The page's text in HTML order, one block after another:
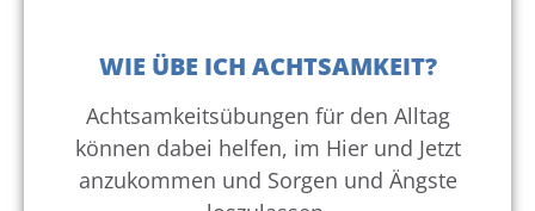
WIE ÜBE ICH ACHTSAMKEIT?
Achtsamkeitsübungen für den Alltag
können dabei helfen, im Hier und Jetzt
anzukommen und Sorgen und Ängste